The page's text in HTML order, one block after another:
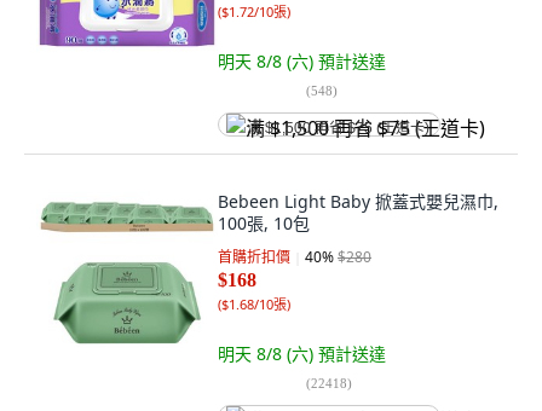
($1.72/10張)
明天 8/8 (六) 預計送達
(548)
满 $1,500 再省 $75 (王道卡)
Bebeen Light Baby 掀蓋式嬰兒濕巾,
100張, 10包
首購折扣價 40%$280
$168
($1.68/10張)
明天 8/8 (六) 預計送達
(22418)